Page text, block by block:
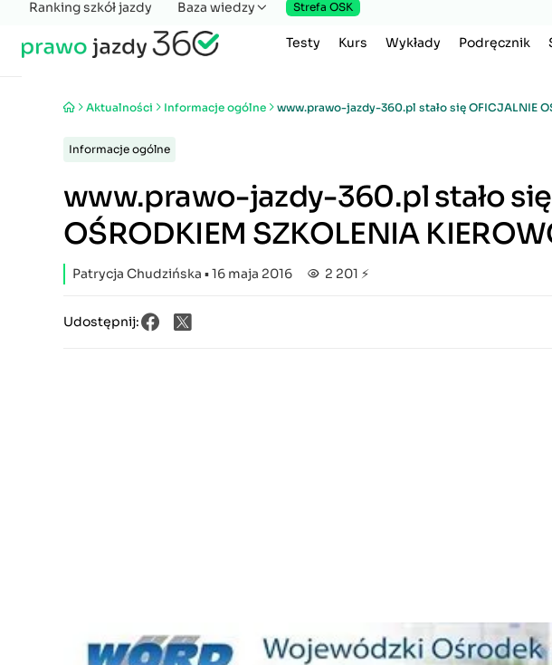
Testy Kurs Wykłady Podręcznik
Ranking szkół jazdy Baza wiedzy Strefa OSK
Aktualności Informacje ogólne www.prawo-jazdy-360.pl stało się OFICJALNIE
Informacje ogólne
www.prawo-jazdy-360.pl stało
OŚRODKIEM SZKOLENIA
Patrycja Chudzińska ▪ 16 maja 2016 2 201 ⚡
Udostępnij: